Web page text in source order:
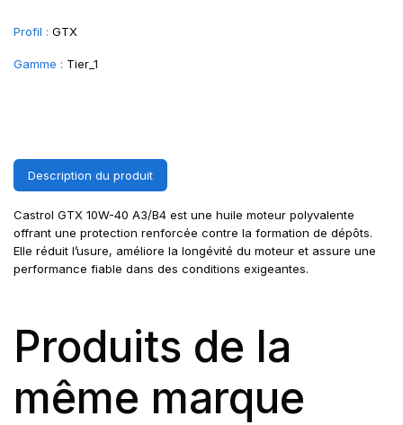
Profil : GTX
Gamme : Tier_1
Description du produit
Castrol GTX 10W-40 A3/B4 est une huile moteur polyvalente
offrant une protection renforcée contre la formation de dépôts.
Elle réduit l’usure, améliore la longévité du moteur et assure une
performance fiable dans des conditions exigeantes.
Produits de la
même marque